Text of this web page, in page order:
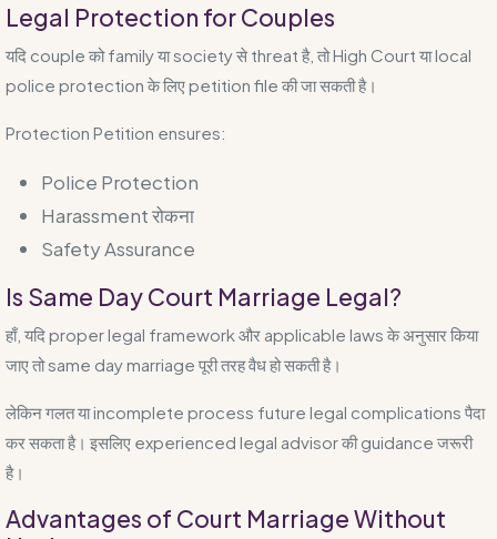
Legal Protection for Couples
यदि couple को family या society से threat है, तो High Court या local
police protection के लिए petition file की जा सकती है।
Protection Petition ensures:
Police Protection
Harassment रोकना
Safety Assurance
Is Same Day Court Marriage Legal?
हाँ, यदि proper legal framework और applicable laws के अनुसार किया
जाए तो same day marriage पूरी तरह वैध हो सकती है।
लेकिन गलत या incomplete process future legal complications पैदा
कर सकता है। इसलिए experienced legal advisor की guidance जरूरी
है।
Advantages of Court Marriage Without